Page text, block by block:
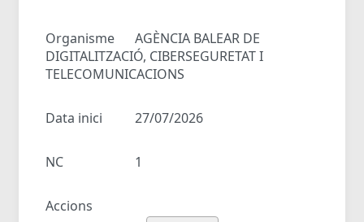
Organisme
AGÈNCIA BALEAR DE
DIGITALITZACIÓ, CIBERSEGURETAT I
TELECOMUNICACIONS
Data inici 27/07/2026
NC 1
Accions